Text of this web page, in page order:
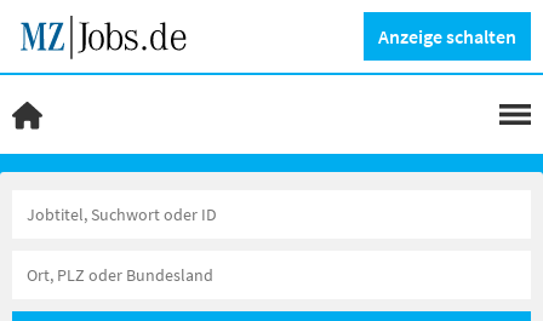
Anzeige schalten